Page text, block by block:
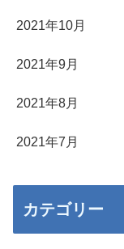
2021年10月
2021年9月
2021年8月
2021年7月
カテゴリー